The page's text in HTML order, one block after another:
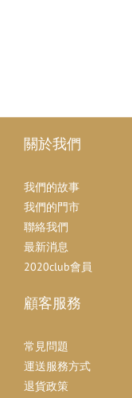
關於我們
我們的故事
我們的門市
聯絡我們
最新消息
2020club會員
顧客服務
常見問題
運送服務方式
退貨政策